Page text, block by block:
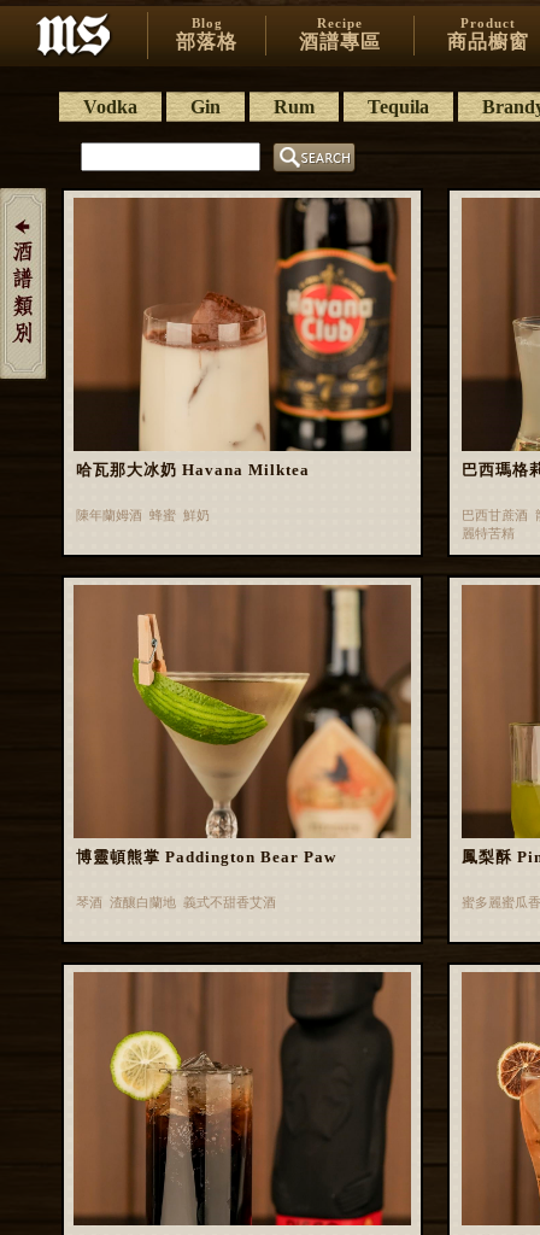
Blog
部落格
Recipe
酒譜專區
Product
商品櫥窗
Vodka Gin Rum Tequila
哈瓦那大冰奶 Havana Milktea
陳年蘭姆酒 蜂蜜 鮮奶
巴西瑪
巴西甘蔗酒
麗特苦精
博靈頓熊掌 Paddington Bear Paw
琴酒 渣釀白蘭地 義式不甜香艾酒
鳳梨酥
蜜多麗蜜瓜